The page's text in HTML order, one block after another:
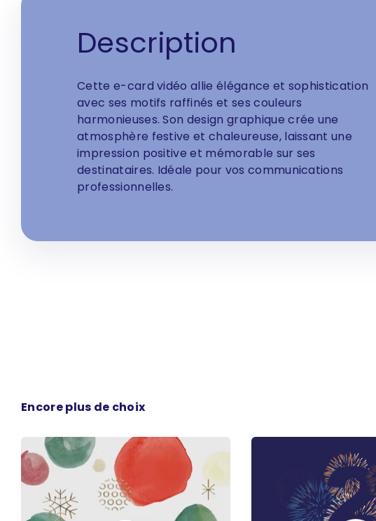
Description
Cette e-card vidéo allie élégance et sophistication
avec ses motifs raffinés et ses couleurs
harmonieuses. Son design graphique crée une
atmosphère festive et chaleureuse, laissant une
impression positive et mémorable sur ses
destinataires. Idéale pour vos communications
professionnelles.
Encore plus de choix